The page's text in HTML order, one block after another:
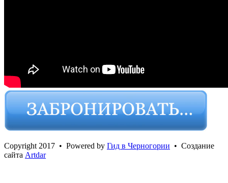
Сopyright 2017 • Powered by Гид в Черногории • Создание
сайта Artdar